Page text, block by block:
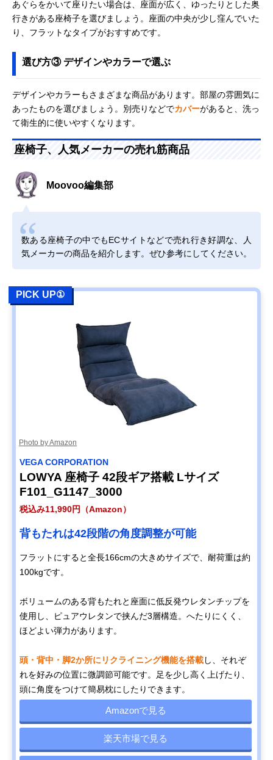
あぐらをかいて座りたい場合は、座面が広く、ゆったりとした奥
行きがある座椅子を選びましょう。座面の中央が少し窪んでいた
り、フラットなタイプがおすすめです。
選び方③ デザインやカラーで選ぶ
デザインやカラーもさまざまな商品があります。部屋の雰囲気に
あったものを選びましょう。別売りなどでカバーがあると、洗っ
て衛生的に使いやすくなります。
座椅子、人気メーカーの売れ筋商品
Moovoo編集部
数ある座椅子の中でもECサイトなどで売れ行き好調な、人
気メーカーの商品を紹介します。ぜひ参考にしてください。
PICK UP①
Photo by Amazon
VEGA CORPORATION
LOWYA 座椅子 42段ギア搭載 Lサイズ
F101_G1147_3000
税込み11,990円（Amazon）
背もたれは42段階の角度調整が可能
フラットにすると全長166cmの大きめサイズで、耐荷重は約
100kgです。
ボリュームのある背もたれと座面に低反発ウレタンチップを
使用し、ピュアウレタンで挟んだ3層構造。へたりにくく、
ほどよい弾力があります。
頭・背中・脚2か所にリクライニング機能を搭載し、それぞ
れを好みの位置に微調節可能です。足を少し高く上げたり、
頭に角度をつけて簡易枕にしたりできます。
Amazonで見る
楽天市場で見る